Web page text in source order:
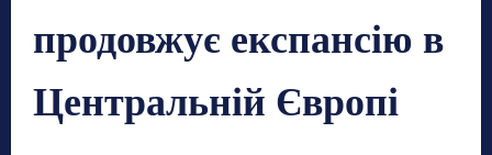
продовжує експансію в
Центральній Європі